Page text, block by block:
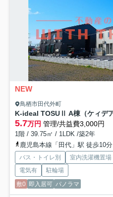
NEW
鳥栖市田代外町
5.7万円 管理/共益費3,000円
1階 / 39.75㎡ / 1LDK /築2年
鹿児島本線「田代」駅 徒歩10分
バス・トイレ別 室内洗濯機置場
電気有
駐輪場
敷0 即入居可 パノラマ